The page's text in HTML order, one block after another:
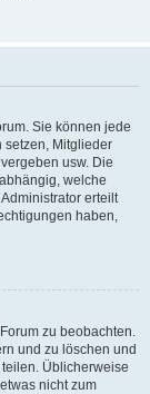
Sie können jede
setzen, Mitglieder
usw. Die
welche
erteilt
haben,
zu beobachten.
und zu löschen und
Üblicherweise
nicht zum